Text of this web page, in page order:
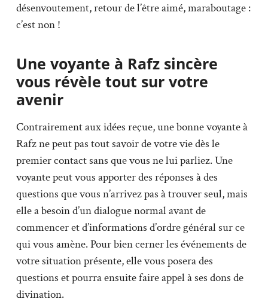
désenvoutement, retour de l’être aimé, maraboutage :
c’est non !
Une voyante à Rafz sincère
vous révèle tout sur votre
avenir
Contrairement aux idées reçue, une bonne voyante à
Rafz ne peut pas tout savoir de votre vie dès le
premier contact sans que vous ne lui parliez. Une
voyante peut vous apporter des réponses à des
questions que vous n’arrivez pas à trouver seul, mais
elle a besoin d’un dialogue normal avant de
commencer et d’informations d’ordre général sur ce
qui vous amène. Pour bien cerner les événements de
votre situation présente, elle vous posera des
questions et pourra ensuite faire appel à ses dons de
divination.